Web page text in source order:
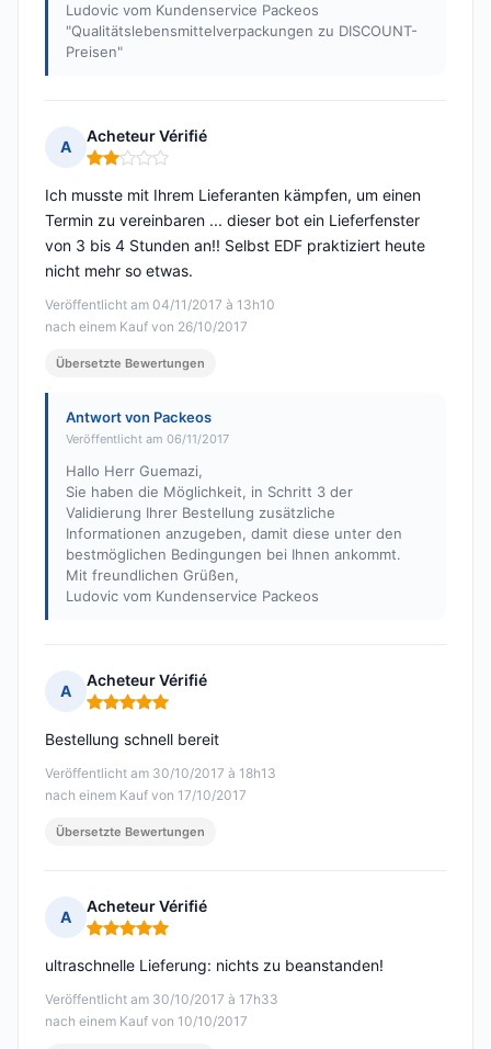
Ludovic vom Kundenservice Packeos
"Qualitätslebensmittelverpackungen zu DISCOUNT-
Preisen"
A
Acheteur Vérifié
Hinweis: 2 von 5
Veröffentlicht am 04/11/2017 à 13h10
nach einem Kauf von 26/10/2017
Ich musste mit Ihrem Lieferanten kämpfen, um einen
Termin zu vereinbaren ... dieser bot ein Lieferfenster
von 3 bis 4 Stunden an!! Selbst EDF praktiziert heute
nicht mehr so etwas.
Übersetzte Bewertungen
Antwort von Packeos
Veröffentlicht am 06/11/2017
Hallo Herr Guemazi,
Sie haben die Möglichkeit, in Schritt 3 der
Validierung Ihrer Bestellung zusätzliche
Informationen anzugeben, damit diese unter den
bestmöglichen Bedingungen bei Ihnen ankommt.
Mit freundlichen Grüßen,
Ludovic vom Kundenservice Packeos
A
Acheteur Vérifié
Hinweis: 5 von 5
Veröffentlicht am 30/10/2017 à 18h13
nach einem Kauf von 17/10/2017
Bestellung schnell bereit
Übersetzte Bewertungen
A
Acheteur Vérifié
Hinweis: 5 von 5
Veröffentlicht am 30/10/2017 à 17h33
nach einem Kauf von 10/10/2017
ultraschnelle Lieferung: nichts zu beanstanden!